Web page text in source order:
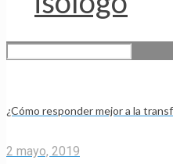
¿Cómo responder mejor a la
2 mayo, 2019